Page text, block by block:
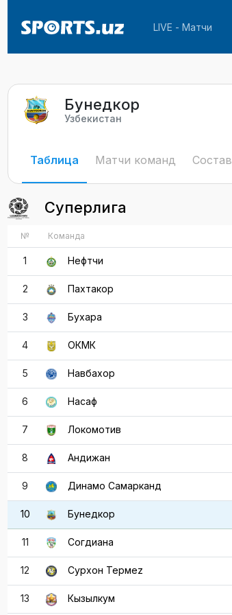
LIVE - Матчи
Бунедкор
Узбекистан
Таблица Матчи команд Состав
Суперлига
№ Команда
1 Нефтчи
2 Пахтакор
3 Бухара
4 ОКМК
5 Навбахор
6 Насаф
7 Локомотив
8 Андижан
9 Динамо Самарканд
10 Бунедкор
11 Согдиана
12 Сурхон Термеz
13 Кызылкум